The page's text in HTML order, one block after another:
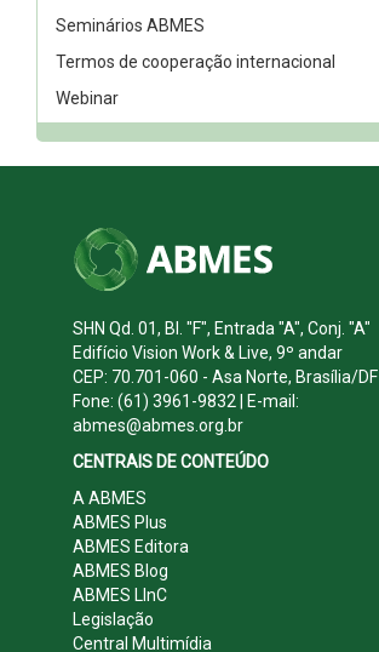
Seminários ABMES
Termos de cooperação internacional
Webinar
SHN Qd. 01, Bl. "F", Entrada "A", Conj. "A"
Edifício Vision Work & Live, 9º andar
CEP: 70.701-060 - Asa Norte, Brasília/DF
Fone: (61) 3961-9832 | E-mail:
abmes@abmes.org.br
CENTRAIS DE CONTEÚDO
A ABMES
ABMES Plus
ABMES Editora
ABMES Blog
ABMES LInC
Legislação
Central Multimídia